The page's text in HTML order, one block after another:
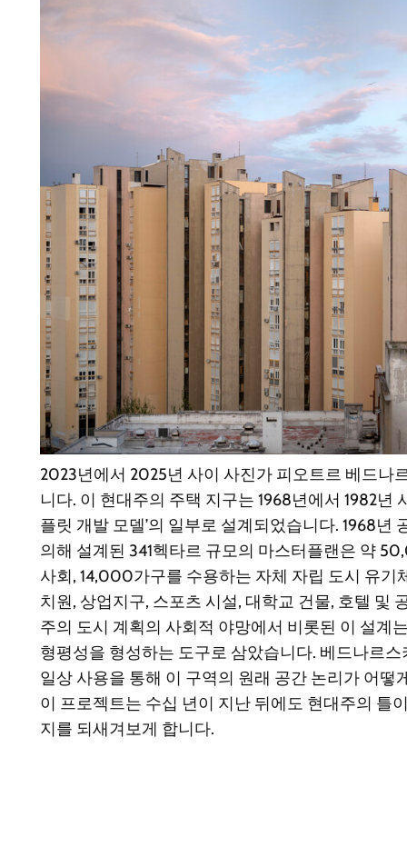
2023년에서 2025년 사이 사진가 피오트르 베드나
니다. 이 현대주의 주택 지구는 1968년에서 1982년
플릿 개발 모델’의 일부로 설계되었습니다. 1968년
의해 설계된 341헥타르 규모의 마스터플랜은 약
사회, 14,000가구를 수용하는 자체 자립 도시 유기
치원, 상업지구, 스포츠 시설, 대학교 건물, 호텔 및
주의 도시 계획의 사회적 야망에서 비롯된 이 설계
형평성을 형성하는 도구로 삼았습니다. 베드나르
일상 사용을 통해 이 구역의 원래 공간 논리가 어떻
이 프로젝트는 수십 년이 지난 뒤에도 현대주의 틀
지를 되새겨보게 합니다.